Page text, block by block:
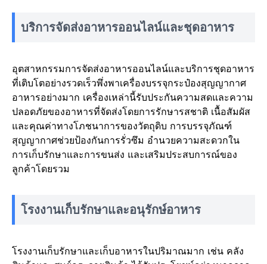
บริการจัดส่งอาหารออนไลน์และชุดอาหาร
อุตสาหกรรมการจัดส่งอาหารออนไลน์และบริการชุดอาหาร
ที่เติบโตอย่างรวดเร็วพึ่งพาเครื่องบรรจุกระป๋องสุญญากาศ
อาหารอย่างมาก เครื่องเหล่านี้รับประกันความสดและความ
ปลอดภัยของอาหารที่จัดส่งโดยการรักษารสชาติ เนื้อสัมผัส
และคุณค่าทางโภชนาการของวัตถุดิบ การบรรจุภัณฑ์
สุญญากาศช่วยป้องกันการรั่วซึม อำนวยความสะดวกใน
การเก็บรักษาและการขนส่ง และเสริมประสบการณ์ของ
ลูกค้าโดยรวม
โรงงานเก็บรักษาและอนุรักษ์อาหาร
โรงงานเก็บรักษาและเก็บอาหารในปริมาณมาก เช่น คลัง